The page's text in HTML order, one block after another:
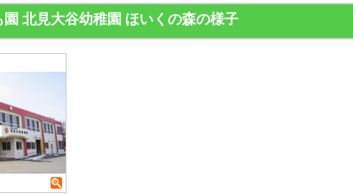
園 北見大谷幼稚園 ほいくの森の様子